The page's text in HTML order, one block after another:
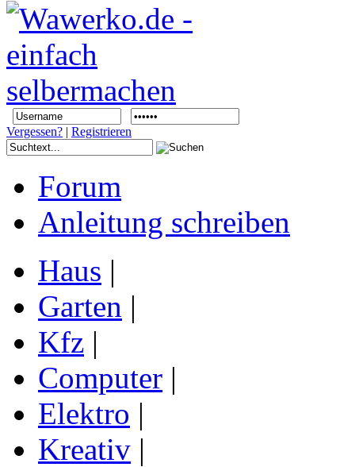
Vergessen? | Registrieren
Forum
Anleitung schreiben
Haus |
Garten |
Kfz |
Computer |
Elektro |
Kreativ |